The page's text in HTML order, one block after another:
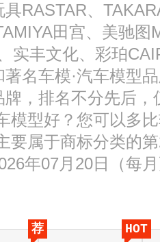
RASTAR、
田宫、美驰图
实丰文化、彩珀
名车模·汽车模型
牌，排名不分先后
模型好？您可以多
要属于商标分类的
年07月20日（每
荐 HOT